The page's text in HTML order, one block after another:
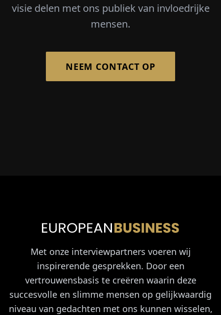
visie delen met ons publiek van invloedrijke
mensen.
NEEM CONTACT OP
Met onze interviewpartners voeren wij
inspirerende gesprekken. Door een
vertrouwensbasis te creëren waarin deze
succesvolle en slimme mensen op gelijkwaardig
niveau van gedachten met ons kunnen wisselen,